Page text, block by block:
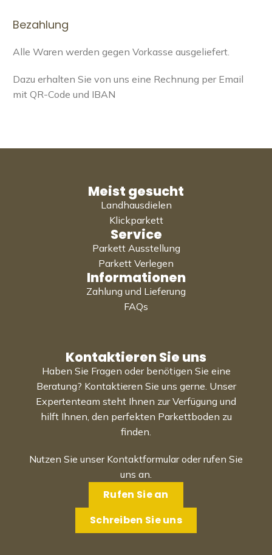
Bezahlung
Alle Waren werden gegen Vorkasse ausgeliefert.
Dazu erhalten Sie von uns eine Rechnung per Email
mit QR-Code und IBAN
Meist gesucht
Landhausdielen
Klickparkett
Service
Parkett Ausstellung
Parkett Verlegen
Informationen
Zahlung und Lieferung
FAQs
Kontaktieren Sie uns
Haben Sie Fragen oder benötigen Sie eine
Beratung? Kontaktieren Sie uns gerne. Unser
Expertenteam steht Ihnen zur Verfügung und
hilft Ihnen, den perfekten Parkettboden zu
finden.
Nutzen Sie unser Kontaktformular oder rufen Sie
uns an.
Rufen Sie an
Schreiben Sie uns